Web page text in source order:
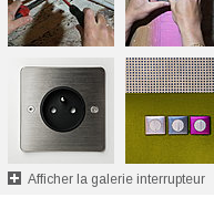
Afficher la galerie interrupteur